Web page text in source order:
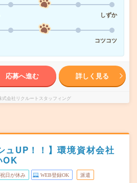
しずか
コツコツ
応募へ進む 詳しく見る
式会社リクルートスタッフィング
ュUP！！】環境資材会社
OK
日が休み WEB登録OK 派遣